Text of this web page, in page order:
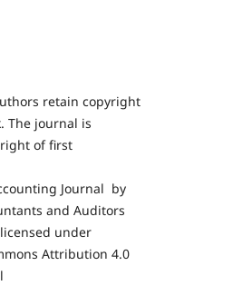
retain copyright
The journal is
of first
Journal by
and Auditors
under
Attribution 4.0